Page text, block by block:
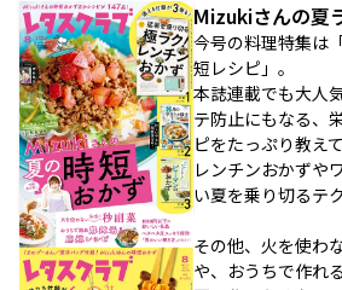
Mizukiさんの夏
今号の料理特集は
短レシピ」。
本誌連載でも大人
テ防止にもなる、
ピをたっぷり教え
レンチンおかずや
い夏を乗り切るテ
その他、火を使わ
や、おうちで作れ